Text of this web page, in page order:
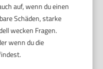
auf, wenn du einen
Schäden, starke
wecken Fragen.
wenn du die